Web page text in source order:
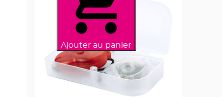
Ajouter au panier